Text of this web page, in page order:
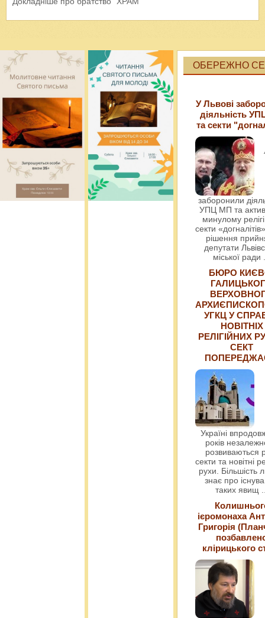
ОБЕРЕЖНО
У Львові
діяльність
та секти
заборонили
УПЦ МП та
минулому
секти
рішення
депутати
міської ради
БЮРО
УГКЦ У
НОВІТНІХ
РЕЛІГІЙНИХ
СЕКТ
Україні
років
розвиваються
секти та новітні
рухи. Більшість
знає про
таких явищ
ієромонаха
Григорія
клірицького